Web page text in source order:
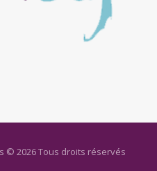
© 2026 Tous droits réservés